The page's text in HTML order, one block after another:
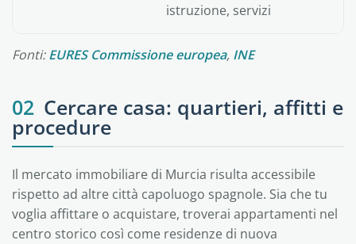
istruzione, servizi
Fonti:EURES Commissione europea, INE
02 Cercare casa: quartieri, affitti e
procedure
Il mercato immobiliare di Murcia risulta accessibile
rispetto ad altre città capoluogo spagnole. Sia che tu
voglia affittare o acquistare, troverai appartamenti nel
centro storico così come residenze di nuova